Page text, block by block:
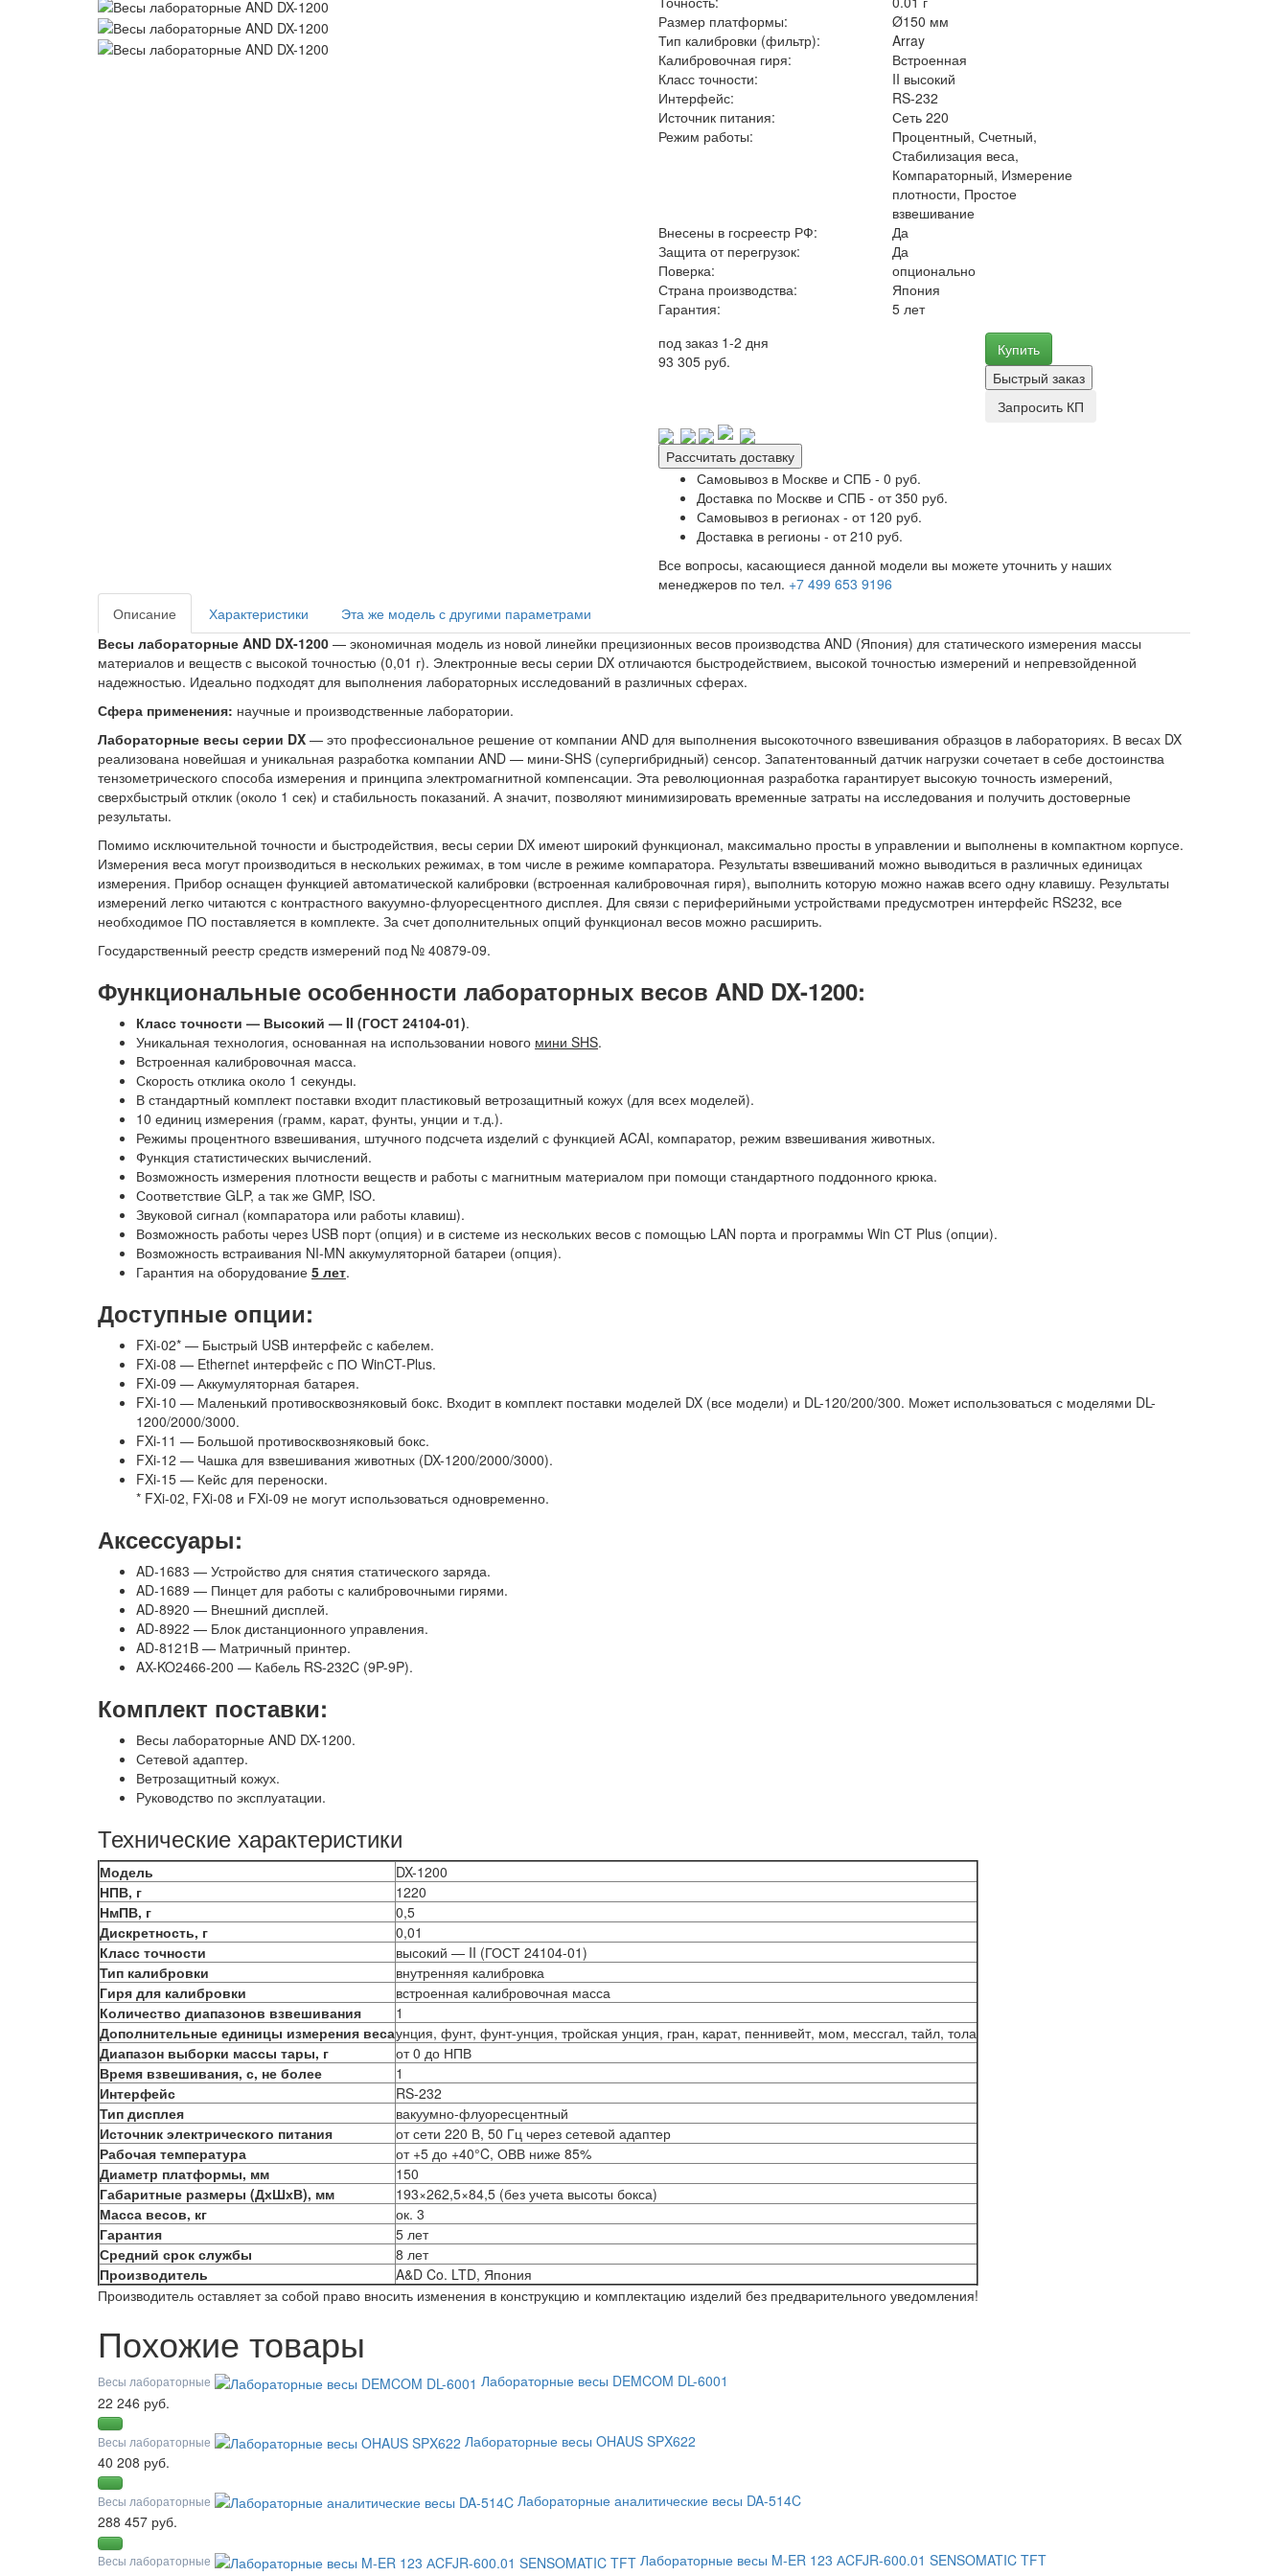
Размер платформы:
Ø150 мм
Тип калибровки (фильтр):
Array
Калибровочная гиря:
Встроенная
Класс точности:
II высокий
Интерфейс:
RS-232
Источник питания:
Сеть 220
Режим работы:
Процентный, Счетный,
Стабилизация веса,
Компараторный, Измерение
плотности, Простое
взвешивание
Внесены в госреестр РФ:
Да
Защита от перегрузок:
Да
Поверка:
опционально
Страна производства:
Япония
Гарантия:
5 лет
под заказ 1-2 дня
93 305 руб.
Купить
Быстрый заказ
Запросить КП
Рассчитать доставку
Самовывоз в Москве и СПБ - 0 руб.
Доставка по Москве и СПБ - от 350 руб.
Самовывоз в регионах - от 120 руб.
Доставка в регионы - от 210 руб.
Все вопросы, касающиеся данной модели вы можете уточнить у наших
менеджеров по тел. +7 499 653 9196
Описание
Характеристики
Эта же модель с другими параметрами
Весы лабораторные AND DX-1200 — экономичная модель из новой линейки прецизионных весов производства AND (Япония) для статического измерения массы
материалов и веществ с высокой точностью (0,01 г). Электронные весы серии DX отличаются быстродействием, высокой точностью измерений и непревзойденной
надежностью. Идеально подходят для выполнения лабораторных исследований в различных сферах.
Сфера применения: научные и производственные лаборатории.
Лабораторные весы серии DX — это профессиональное решение от компании AND для выполнения высокоточного взвешивания образцов в лабораториях. В весах DX
реализована новейшая и уникальная разработка компании AND — мини-SHS (супергибридный) сенсор. Запатентованный датчик нагрузки сочетает в себе достоинства
тензометрического способа измерения и принципа электромагнитной компенсации. Эта революционная разработка гарантирует высокую точность измерений,
сверхбыстрый отклик (около 1 сек) и стабильность показаний. А значит, позволяют минимизировать временные затраты на исследования и получить достоверные
результаты.
Помимо исключительной точности и быстродействия, весы серии DX имеют широкий функционал, максимально просты в управлении и выполнены в компактном корпусе.
Измерения веса могут производиться в нескольких режимах, в том числе в режиме компаратора. Результаты взвешиваний можно выводиться в различных единицах
измерения. Прибор оснащен функцией автоматической калибровки (встроенная калибровочная гиря), выполнить которую можно нажав всего одну клавишу. Результаты
измерений легко читаются с контрастного вакуумно-флуоресцентного дисплея. Для связи с периферийными устройствами предусмотрен интерфейс RS232, все
необходимое ПО поставляется в комплекте. За счет дополнительных опций функционал весов можно расширить.
Государственный реестр средств измерений под № 40879-09.
Функциональные особенности лабораторных весов AND DX-1200:
Класс точности — Высокий — II (ГОСТ 24104-01).
Уникальная технология, основанная на использовании нового мини SHS.
Встроенная калибровочная масса.
Скорость отклика около 1 секунды.
В стандартный комплект поставки входит пластиковый ветрозащитный кожух (для всех моделей).
10 единиц измерения (грамм, карат, фунты, унции и т.д.).
Режимы процентного взвешивания, штучного подсчета изделий с функцией ACAI, компаратор, режим взвешивания животных.
Функция статистических вычислений.
Возможность измерения плотности веществ и работы с магнитным материалом при помощи стандартного поддонного крюка.
Соответствие GLP, а так же GMP, ISO.
Звуковой сигнал (компаратора или работы клавиш).
Возможность работы через USB порт (опция) и в системе из нескольких весов с помощью LAN порта и программы Win CT Plus (опции).
Возможность встраивания NI-MN аккумуляторной батареи (опция).
Гарантия на оборудование 5 лет.
Доступные опции:
FXi-02* — Быстрый USB интерфейс с кабелем.
FXi-08 — Ethernet интерфейс с ПО WinCT-Plus.
FXi-09 — Аккумуляторная батарея.
FXi-10 — Маленький противосквозняковый бокс. Входит в комплект поставки моделей DX (все модели) и DL-120/200/300. Может использоваться с моделями DL-
1200/2000/3000.
FXi-11 — Большой противосквозняковый бокс.
FXi-12 — Чашка для взвешивания животных (DX-1200/2000/3000).
FXi-15 — Кейс для переноски.
* FXi-02, FXi-08 и FXi-09 не могут использоваться одновременно.
Аксессуары:
AD-1683 — Устройство для снятия статического заряда.
AD-1689 — Пинцет для работы с калибровочными гирями.
AD-8920 — Внешний дисплей.
AD-8922 — Блок дистанционного управления.
AD-8121B — Матричный принтер.
AX-KO2466-200 — Кабель RS-232C (9P-9P).
Комплект поставки:
Весы лабораторные AND DX-1200.
Сетевой адаптер.
Ветрозащитный кожух.
Руководство по эксплуатации.
Технические характеристики
Модель
DX-1200
НПВ, г
1220
НмПВ, г
0,5
Дискретность, г
0,01
Класс точности
высокий — II (ГОСТ 24104-01)
Тип калибровки
внутренняя калибровка
Гиря для калибровки
встроенная калибровочная масса
Количество диапазонов взвешивания
1
Дополнительные единицы измерения весаунция, фунт, фунт-унция, тройская унция, гран, карат, пеннивейт, мом, мессгал, тайл, тола
Диапазон выборки массы тары, г
от 0 до НПВ
Время взвешивания, с, не более
1
Интерфейс
RS-232
Тип дисплея
вакуумно-флуоресцентный
Источник электрического питания
от сети 220 В, 50 Гц через сетевой адаптер
Рабочая температура
от +5 до +40°C, ОВВ ниже 85%
Диаметр платформы, мм
150
Габаритные размеры (ДхШхВ), мм
193×262,5×84,5 (без учета высоты бокса)
Масса весов, кг
ок. 3
Гарантия
5 лет
Средний срок службы
8 лет
Производитель
A&D Co. LTD, Япония
Производитель оставляет за собой право вносить изменения в конструкцию и комплектацию изделий без предварительного уведомления!
Похожие товары
Весы лабораторные
Лабораторные весы DEMCOM DL-6001
22 246 руб.
Весы лабораторные
Лабораторные весы OHAUS SPX622
40 208 руб.
Весы лабораторные
Лабораторные аналитические весы DA-514C
288 457 руб.
Весы лабораторные
Лабораторные весы M-ER 123 АCFJR-600.01 SENSOMATIC TFT